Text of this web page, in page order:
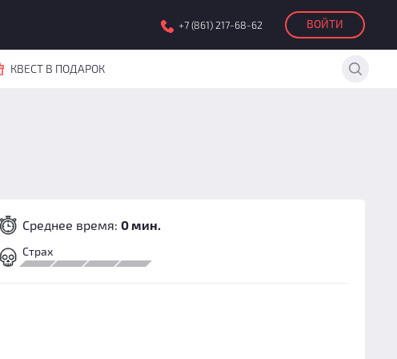
+7 (861) 217-68-62 ВОЙТИ
КВЕСТ В ПОДАРОК
Среднее время:0 мин.
Страх